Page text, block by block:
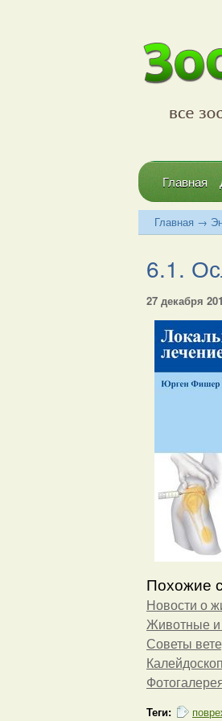
Главная
Главная →
6.1.
27 декабря
Похожие
Новости о
Животные и
Советы
Калейдоскоп
Теги: